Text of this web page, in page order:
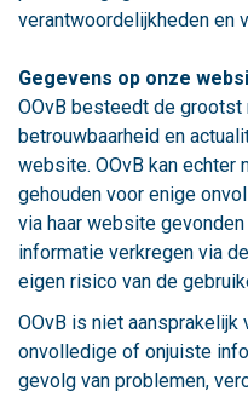
verantwoordelijkheden en
Gegevens op onze
OOvB besteedt de
betrouwbaarheid en
website. OOvB kan echter
gehouden voor enige
via haar website
informatie verkregen via
eigen risico van de
OOvB is niet
onvolledige of onjuiste
gevolg van problemen,